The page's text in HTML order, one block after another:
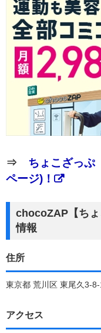
⇒ ちょこざっぷ
ページ)！
chocoZAP【ち
情報
住所
東京都 荒川区 東尾久3-
アクセス